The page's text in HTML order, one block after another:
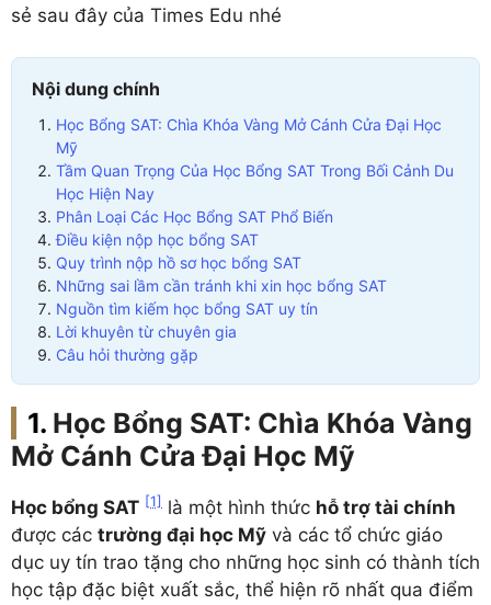
sẻ sau đây của Times Edu nhé
Nội dung chính
Học Bổng SAT: Chìa Khóa Vàng Mở Cánh Cửa Đại Học
Mỹ
Tầm Quan Trọng Của Học Bổng SAT Trong Bối Cảnh Du
Học Hiện Nay
Phân Loại Các Học Bổng SAT Phổ Biến
Điều kiện nộp học bổng SAT
Quy trình nộp hồ sơ học bổng SAT
Những sai lầm cần tránh khi xin học bổng SAT
Nguồn tìm kiếm học bổng SAT uy tín
Lời khuyên từ chuyên gia
Câu hỏi thường gặp
Học Bổng SAT: Chìa Khóa Vàng
Mở Cánh Cửa Đại Học Mỹ
Học bổng SAT [1] là một hình thức hỗ trợ tài chính
được các trường đại học Mỹ và các tổ chức giáo
dục uy tín trao tặng cho những học sinh có thành tích
học tập đặc biệt xuất sắc, thể hiện rõ nhất qua điểm